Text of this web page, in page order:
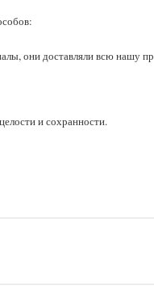
они доставляли всю нашу
и сохранности.